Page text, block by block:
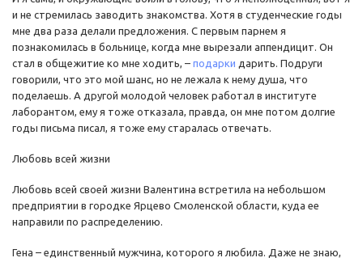
и не стремилась заводить знакомства. Хотя в студенческие годы
мне два раза делали предложения. С первым парнем я
познакомилась в больнице, когда мне вырезали аппендицит. Он
стал в общежитие ко мне ходить, – подарки дарить. Подруги
говорили, что это мой шанс, но не лежала к нему душа, что
поделаешь. А другой молодой человек работал в институте
лаборантом, ему я тоже отказала, правда, он мне потом долгие
годы письма писал, я тоже ему старалась отвечать.
Любовь всей жизни
Любовь всей своей жизни Валентина встретила на небольшом
предприятии в городке Ярцево Смоленской области, куда ее
направили по распределению.
Гена – единственный мужчина, которого я любила. Даже не знаю,